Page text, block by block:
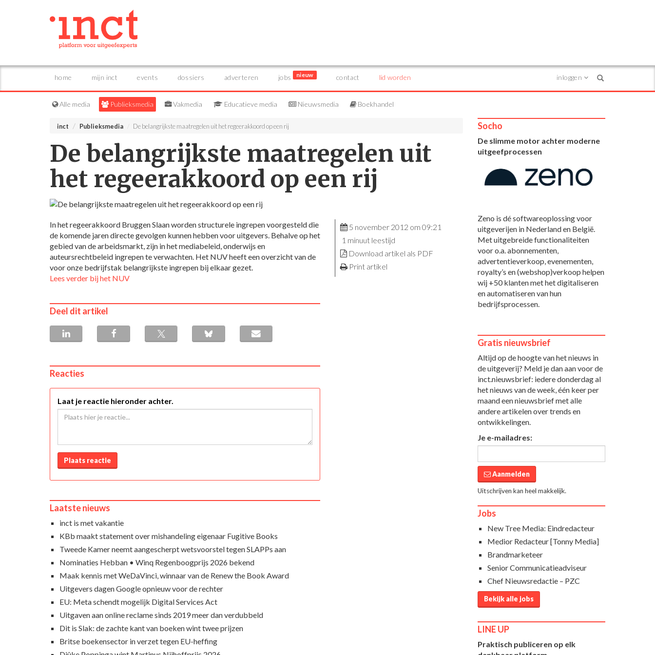
home mijn inct events dossiers adverteren jobs nieuw contact lid worden inloggen
Alle media Publieksmedia Vakmedia Educatieve media Nieuwsmedia Boekhandel
inct Publieksmedia De belangrijkste maatregelen uit het regeerakkoord op een rij
De belangrijkste maatregelen uit
het regeerakkoord op een rij
In het regeerakkoord Bruggen Slaan worden structurele ingrepen voorgesteld die
de komende jaren directe gevolgen kunnen hebben voor uitgevers. Behalve op het
gebied van de arbeidsmarkt, zijn in het mediabeleid, onderwijs en
auteursrechtbeleid ingrepen te verwachten. Het NUV heeft een overzicht van de
voor onze bedrijfstak belangrijkste ingrepen bij elkaar gezet.
Lees verder bij het NUV
5 november 2012 om 09:21
1 minuut leestijd
Download artikel als PDF
Print artikel
Deel dit artikel
Reacties
Laat je reactie hieronder achter.
Plaats reactie
Laatste nieuws
inct is met vakantie
KBb maakt statement over mishandeling eigenaar Fugitive Books
Tweede Kamer neemt aangescherpt wetsvoorstel tegen SLAPPs aan
Nominaties Hebban • Winq Regenboogprijs 2026 bekend
Maak kennis met WeDaVinci, winnaar van de Renew the Book Award
Uitgevers dagen Google opnieuw voor de rechter
EU: Meta schendt mogelijk Digital Services Act
Uitgaven aan online reclame sinds 2019 meer dan verdubbeld
Dit is Slak: de zachte kant van boeken wint twee prijzen
Britse boekensector in verzet tegen EU-heffing
Socho
De slimme motor achter moderne
uitgeefprocessen
Zeno is dé softwareoplossing voor
uitgeverijen in Nederland en België.
Met uitgebreide functionaliteiten
voor o.a. abonnementen,
advertentieverkoop, evenementen,
royalty’s en (webshop)verkoop helpen
wij +50 klanten met het digitaliseren
en automatiseren van hun
bedrijfsprocessen.
Gratis nieuwsbrief
Altijd op de hoogte van het nieuws in
de uitgeverij? Meld je dan aan voor de
inct.nieuwsbrief: iedere donderdag al
het nieuws van de week, één keer per
maand een nieuwsbrief met alle
andere artikelen over trends en
ontwikkelingen.
Je e-mailadres:
Aanmelden
Uitschrijven kan heel makkelijk.
Jobs
New Tree Media: Eindredacteur
Medior Redacteur [Tonny Media]
Brandmarketeer
Senior Communicatieadviseur
Chef Nieuwsredactie – PZC
Bekijk alle jobs
LINE UP
Praktisch publiceren op elk